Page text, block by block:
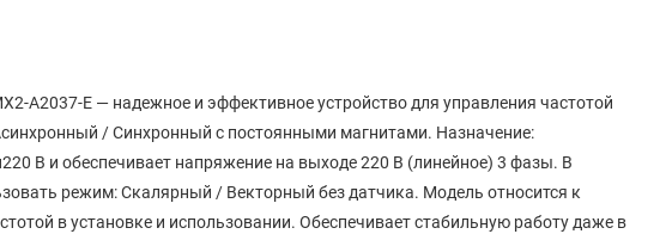
A2037-E — надежное и эффективное устройство для управления частотой
/ Синхронный с постоянными магнитами. Назначение:
В и обеспечивает напряжение на выходе 220 В (линейное) 3 фазы. В
режим: Скалярный / Векторный без датчика. Модель относится к
в установке и использовании. Обеспечивает стабильную работу даже в